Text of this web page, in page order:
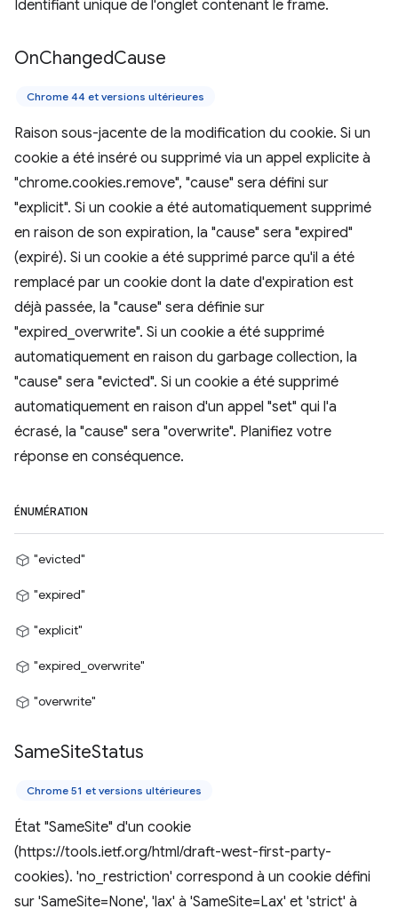
Identifiant unique de l'onglet contenant le frame.
OnChangedCause
Chrome 44 et versions ultérieures
Raison sous-jacente de la modification du cookie. Si un
cookie a été inséré ou supprimé via un appel explicite à
"chrome.cookies.remove", "cause" sera défini sur
"explicit". Si un cookie a été automatiquement supprimé
en raison de son expiration, la "cause" sera "expired"
(expiré). Si un cookie a été supprimé parce qu'il a été
remplacé par un cookie dont la date d'expiration est
déjà passée, la "cause" sera définie sur
"expired_overwrite". Si un cookie a été supprimé
automatiquement en raison du garbage collection, la
"cause" sera "evicted". Si un cookie a été supprimé
automatiquement en raison d'un appel "set" qui l'a
écrasé, la "cause" sera "overwrite". Planifiez votre
réponse en conséquence.
ÉNUMÉRATION
"evicted"
"expired"
"explicit"
"expired_overwrite"
"overwrite"
SameSiteStatus
Chrome 51 et versions ultérieures
État "SameSite" d'un cookie
(https://tools.ietf.org/html/draft-west-first-party-
cookies). 'no_restriction' correspond à un cookie défini
sur 'SameSite=None', 'lax' à 'SameSite=Lax' et 'strict' à